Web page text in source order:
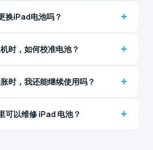
换iPad电池吗？ +
时，如何校准电池？ +
时，我还能继续使用吗？ +
可以维修 iPad 电池？ +